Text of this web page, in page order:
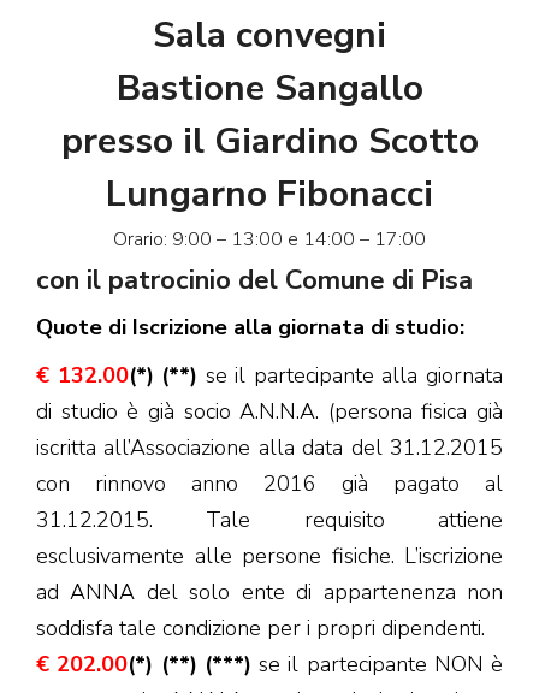
Sala convegni
Bastione Sangallo
presso il Giardino Scotto
Lungarno Fibonacci
Orario: 9:00 – 13:00 e 14:00 – 17:00
con il patrocinio del Comune di Pisa
Quote di Iscrizione alla giornata di studio:
€ 132.00(*) (**) se il partecipante alla giornata
di studio è già socio A.N.N.A. (persona fisica già
iscritta all’Associazione alla data del 31.12.2015
con rinnovo anno 2016 già pagato al
31.12.2015. Tale requisito attiene
esclusivamente alle persone fisiche. L’iscrizione
ad ANNA del solo ente di appartenenza non
soddisfa tale condizione per i propri dipendenti.
€ 202.00(*) (**) (***) se il partecipante NON è